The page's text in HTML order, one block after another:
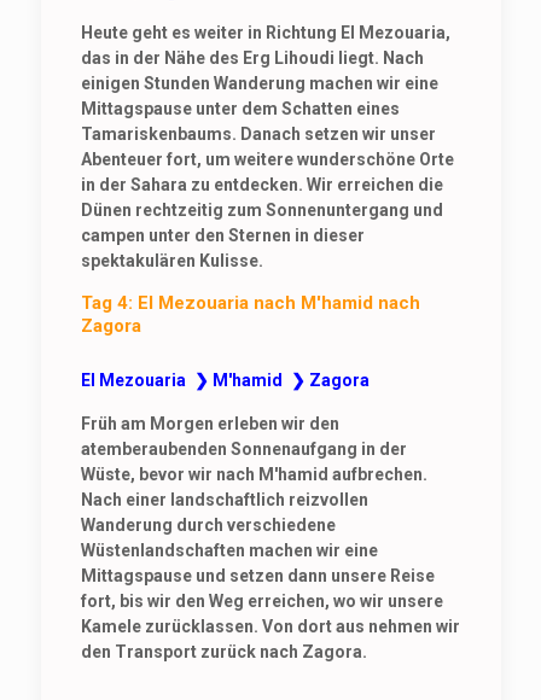
Heute geht es weiter in Richtung El Mezouaria,
das in der Nähe des Erg Lihoudi liegt. Nach
einigen Stunden Wanderung machen wir eine
Mittagspause unter dem Schatten eines
Tamariskenbaums. Danach setzen wir unser
Abenteuer fort, um weitere wunderschöne Orte
in der Sahara zu entdecken. Wir erreichen die
Dünen rechtzeitig zum Sonnenuntergang und
campen unter den Sternen in dieser
spektakulären Kulisse.
Tag 4: El Mezouaria nach M'hamid nach
Zagora
El Mezouaria ❯ M'hamid ❯ Zagora
Früh am Morgen erleben wir den
atemberaubenden Sonnenaufgang in der
Wüste, bevor wir nach M'hamid aufbrechen.
Nach einer landschaftlich reizvollen
Wanderung durch verschiedene
Wüstenlandschaften machen wir eine
Mittagspause und setzen dann unsere Reise
fort, bis wir den Weg erreichen, wo wir unsere
Kamele zurücklassen. Von dort aus nehmen wir
den Transport zurück nach Zagora.